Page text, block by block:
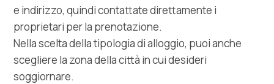
Esplora
Destinazione
e indirizzo, quindi contattate direttamente i
proprietari per la prenotazione.
Nella scelta della tipologia di alloggio, puoi anche
scegliere la zona della città in cui desideri
soggiornare.